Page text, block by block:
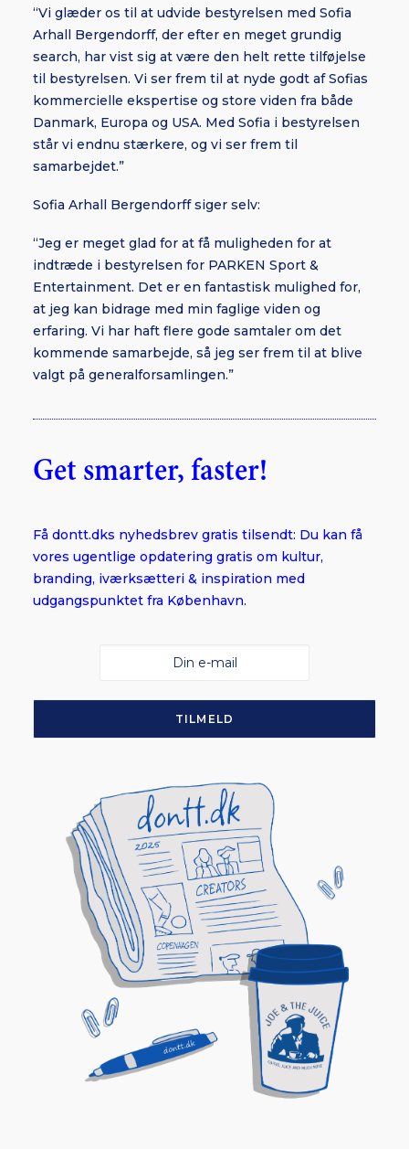
“Vi glæder os til at udvide bestyrelsen med Sofia
Arhall Bergendorff, der efter en meget grundig
search, har vist sig at være den helt rette tilføjelse
til bestyrelsen. Vi ser frem til at nyde godt af Sofias
kommercielle ekspertise og store viden fra både
Danmark, Europa og USA. Med Sofia i bestyrelsen
står vi endnu stærkere, og vi ser frem til
samarbejdet.”
Sofia Arhall Bergendorff siger selv:
“Jeg er meget glad for at få muligheden for at
indtræde i bestyrelsen for PARKEN Sport &
Entertainment. Det er en fantastisk mulighed for,
at jeg kan bidrage med min faglige viden og
erfaring. Vi har haft flere gode samtaler om det
kommende samarbejde, så jeg ser frem til at blive
valgt på generalforsamlingen.”
Get smarter, faster!
Få dontt.dks nyhedsbrev gratis tilsendt: Du kan få
vores ugentlige opdatering gratis om kultur,
branding, iværksætteri & inspiration med
udgangspunktet fra København.